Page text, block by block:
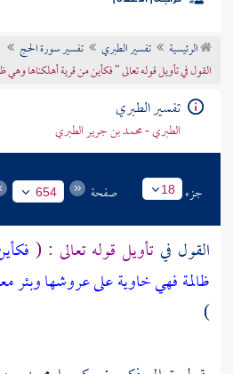
موضوعي
تراجم الأعلام
الرئيسية تفسير الطبري
تفسير سورة الحج
القول في تأويل قوله تعالى " فكأين من قرية أهلكناها وهي
تفسير الطبري
الطبري - محمد بن جرير الطبري
جزء 18 صفحة 654
القول فيتأويل قوله تعالى : (
ظالمة فهي خاوية على عروشها وبئر
)